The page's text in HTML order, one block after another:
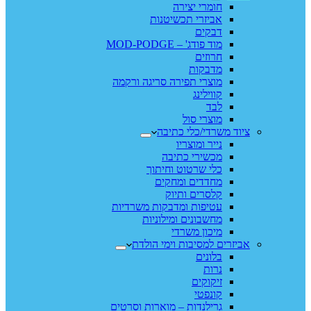
חומרי יצירה
אביזרי תכשיטנות
דבקים
מוד פודג' – MOD-PODGE
חרוזים
מדבקות
מוצרי תפירה סריגה ורקמה
קווילינג
לבד
מוצרי סול
ציוד משרדי/כלי כתיבה
נייר ומוצריו
מכשירי כתיבה
כלי שרטוט וחיתוך
מחדדים ומחקים
קלסרים ותיוק
עטיפות ומדבקות משרדיות
מחשבונים ומילוניות
מיכון משרדי
אביזרים למסיבות וימי הולדת
בלונים
נרות
זיקוקים
קונפטי
גרילנדות – מוארות וסרטים